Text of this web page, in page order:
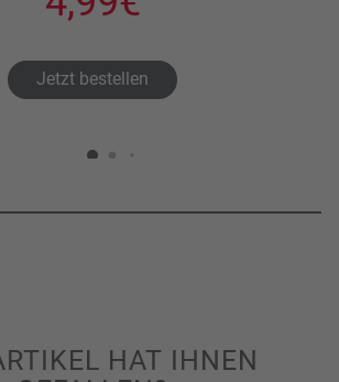
Jetzt bestellen
HAT IHNEN